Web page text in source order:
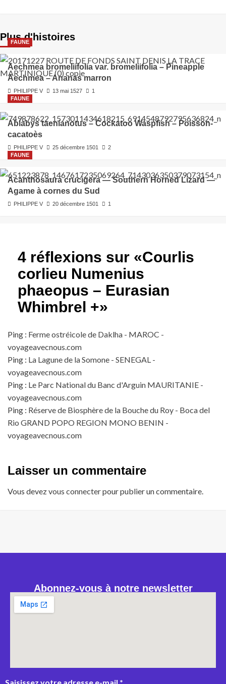
Plus d'histoires
FAUNE
Aechmea bromeliifolia var. bromeliifolia – Pineapple
Aechmea – Ananas marron
PHILIPPE V 13 mai 1527
1
FAUNE
Ablabys taenianotus – Cockatoo Waspfish – Poisson-
cacatoès
PHILIPPE V 25 décembre 1501
2
FAUNE
Acanthosaura crucigera — Southern Horned Lizard —
Agame à cornes du Sud
PHILIPPE V 20 décembre 1501 1
4 réflexions sur «Courlis
corlieu Numenius
phaeopus – Eurasian
Whimbrel +»
Ping : Ferme ostréicole de Daklha - MAROC -
voyageavecnous.com
Ping : La Lagune de la Somone - SENEGAL -
voyageavecnous.com
Ping : Le Parc National du Banc d'Arguin MAURITANIE -
voyageavecnous.com
Ping : Réserve de Biosphère de la Bouche du Roy - Boca del
Rio GRAND POPO REGION MONO BENIN -
voyageavecnous.com
Laisser un commentaire
Vous devezvous connecterpour publier un commentaire.
Abonnez-vous à notre newsletter